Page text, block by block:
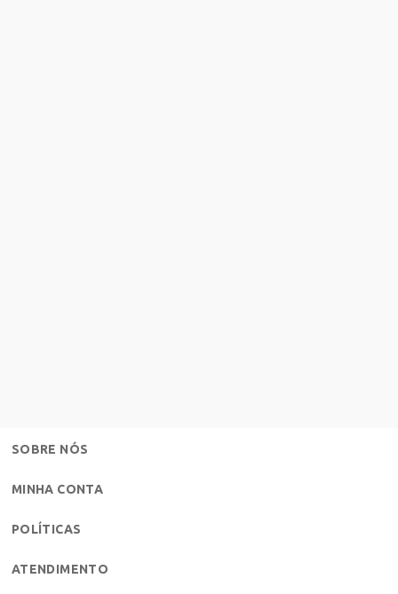
SOBRE NÓS
MINHA CONTA
POLÍTICAS
ATENDIMENTO